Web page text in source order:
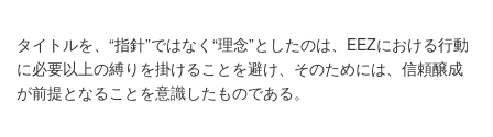
タイトルを、“指針”ではなく“理念”としたのは、EEZにおける行動
に必要以上の縛りを掛けることを避け、そのためには、信頼醸成
が前提となることを意識したものである。